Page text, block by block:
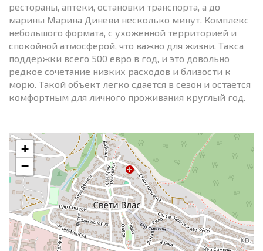
рестораны, аптеки, остановки транспорта, а до
марины Марина Диневи несколько минут. Комплекс
небольшого формата, с ухоженной территорией и
спокойной атмосферой, что важно для жизни. Такса
поддержки всего 500 евро в год, и это довольно
редкое сочетание низких расходов и близости к
морю. Такой объект легко сдается в сезон и остается
комфортным для личного проживания круглый год.
+
−